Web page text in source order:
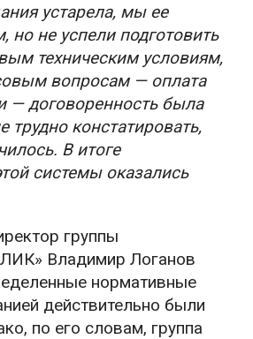
устарела, мы ее
но не успели подготовить
техническим условиям,
вопросам — оплата
— договоренность была
трудно констатировать,
В итоге
системы оказались
группы
Владимир Логанов
нормативные
действительно были
по его словам, группа